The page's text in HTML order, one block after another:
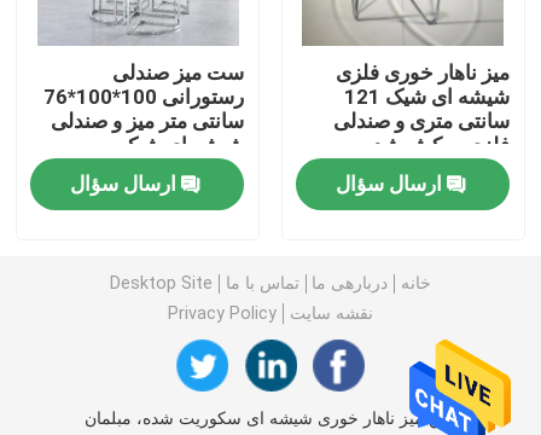
صندلی بار
میزهای قهوه سفارشی
میز و صندلی ناهار خوری
کابینت تلویزیون فریم فلزی
میز سکوریت شیشه ای
میز ناهار خوری فلزی
شیشه ای شیک 121
سانتی متری و صندلی
فلزی روکش شده
ارسال سؤال
ست میز صندلی
رستورانی 100*100*76
سانتی متر میز و صندلی
شیشه ای شیک
ارسال سؤال
خانه دربارهی ما تماس با ما
Desktop Site
نقشه سایت
Privacy Policy
چین میز ناهار خوری شیشه ای سکوریت شده، مبلمان